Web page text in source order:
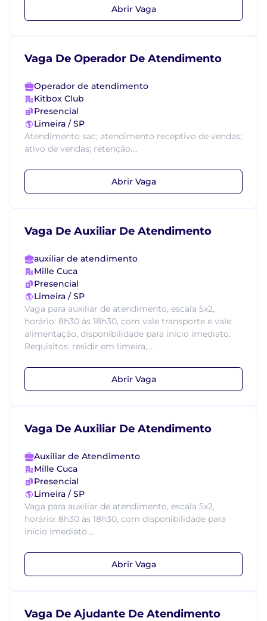
Abrir Vaga
Vaga De Operador De Atendimento
Operador de atendimento
Kitbox Club
Presencial
Limeira / SP
Atendimento sac; atendimento receptivo de vendas;
ativo de vendas; retenção....
Abrir Vaga
Vaga De Auxiliar De Atendimento
auxiliar de atendimento
Mille Cuca
Presencial
Limeira / SP
Vaga para auxiliar de atendimento, escala 5x2,
horário: 8h30 às 18h30, com vale transporte e vale
alimentação, disponibilidade para início imediato.
Requisitos: residir em limeira,...
Abrir Vaga
Vaga De Auxiliar De Atendimento
Auxiliar de Atendimento
Mille Cuca
Presencial
Limeira / SP
Vaga para auxiliar de atendimento, escala 5x2,
horário: 8h30 às 18h30, com disponibilidade para
início imediato....
Abrir Vaga
Vaga De Ajudante De Atendimento